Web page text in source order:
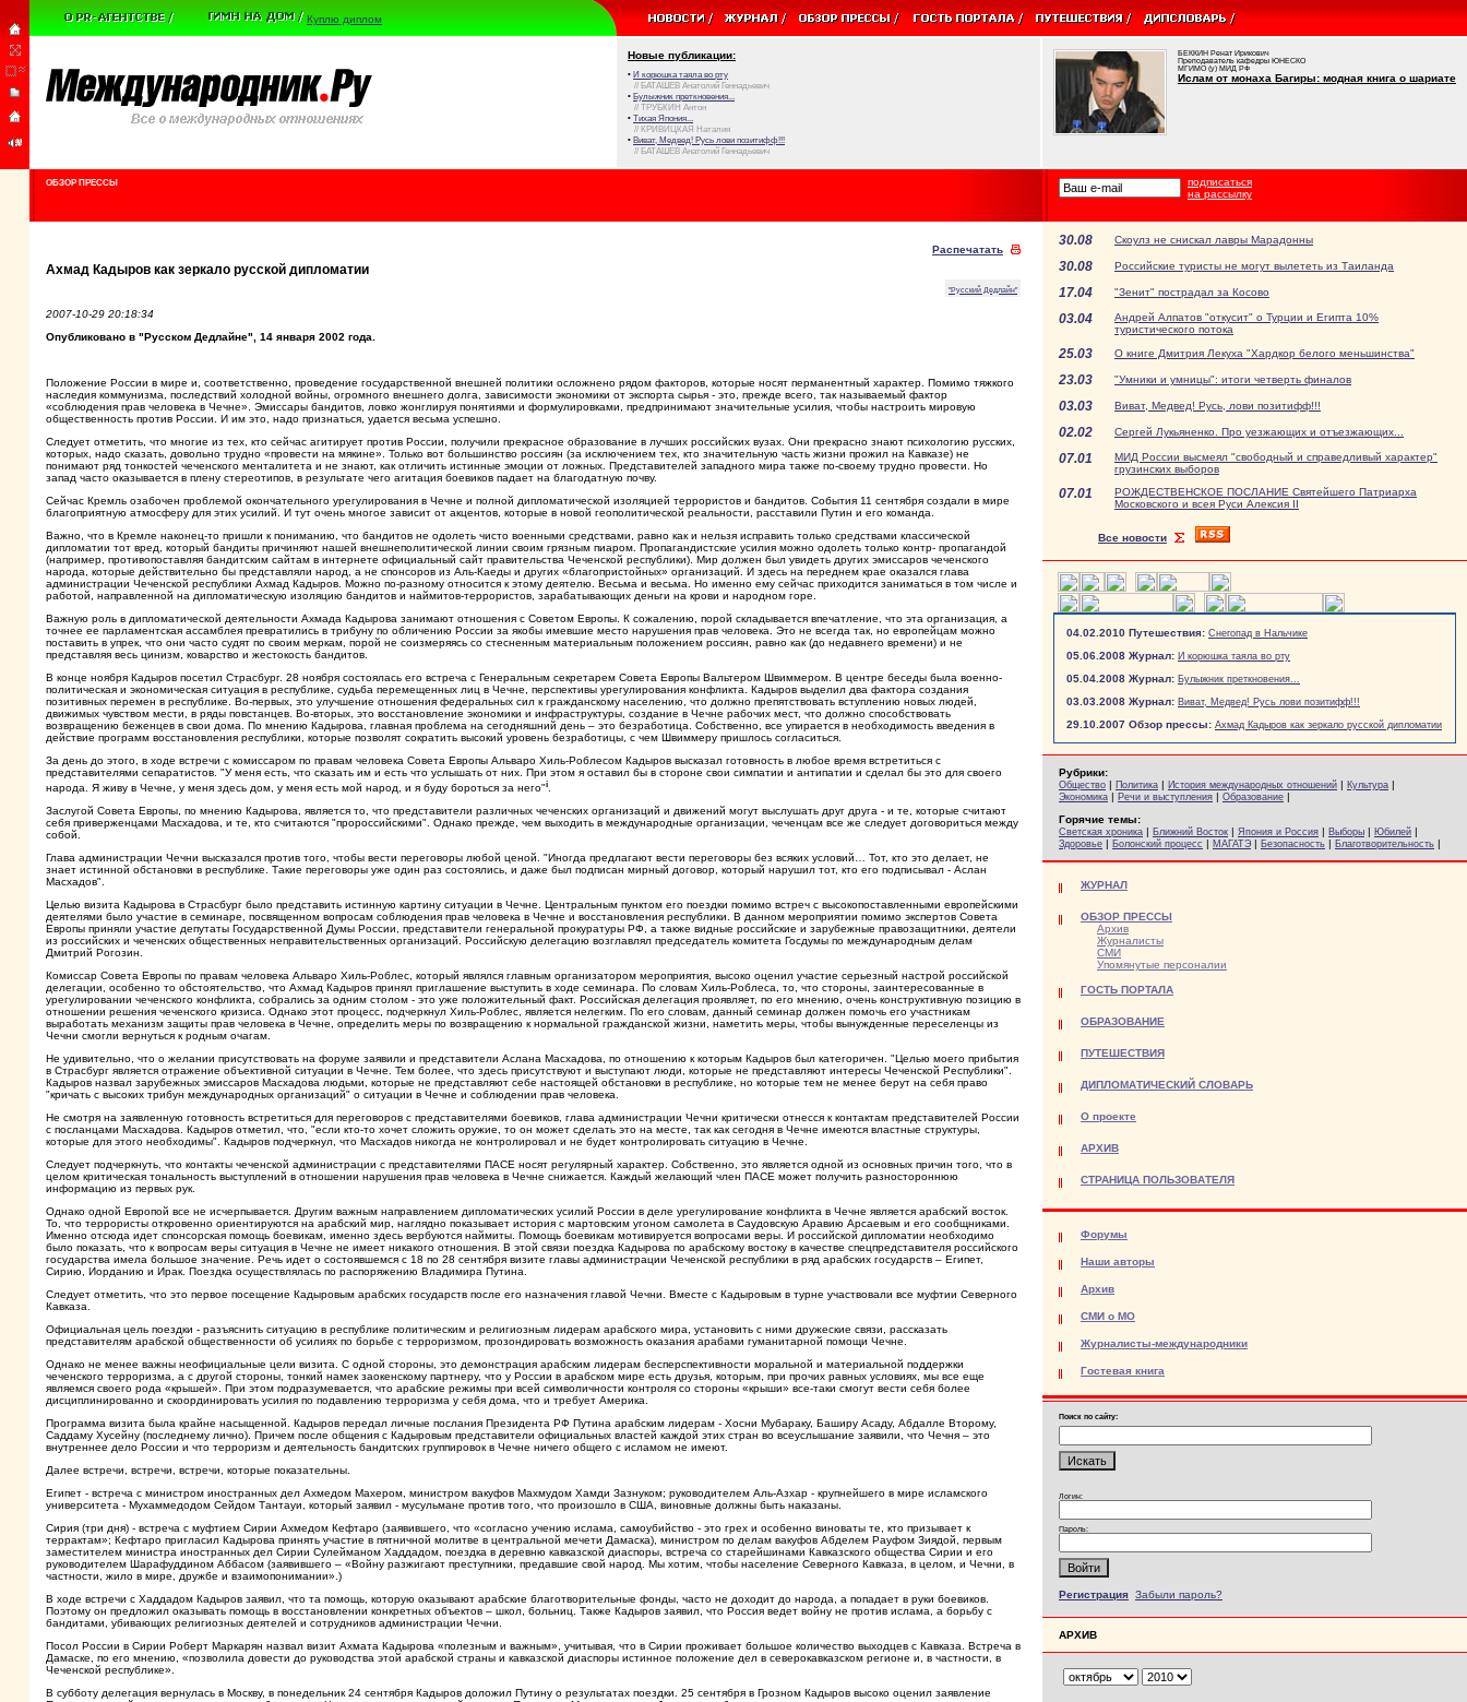
Куплю диплом
Новые публикации:
• И корюшка таяла во рту
// БАТАШЕВ Анатолий Геннадьевич
• Булыжник преткновения...
// ТРУБКИН Антон
• Тихая Япония...
// КРИВИЦКАЯ Наталия
• Виват, Медвед! Русь лови позитифф!!!
// БАТАШЕВ Анатолий Геннадьевич
БЕККИН Ренат Ирикович
Преподаватель кафедры ЮНЕСКО
МГИМО (у) МИД РФ
Ислам от монаха Багиры: модная книга о шариате
ОБЗОР ПРЕССЫ
подписаться
на рассылку
Распечатать
Ахмад Кадыров как зеркало русской дипломатии
"Русский Дедлайн"
2007-10-29 20:18:34
Опубликовано в "Русском Дедлайне", 14 января 2002 года.
Положение России в мире и, соответственно, проведение государственной внешней политики осложнено рядом факторов, которые носят перманентный характер. Помимо тяжкого
наследия коммунизма, последствий холодной войны, огромного внешнего долга, зависимости экономики от экспорта сырья - это, прежде всего, так называемый фактор
«соблюдения прав человека в Чечне». Эмиссары бандитов, ловко жонглируя понятиями и формулировками, предпринимают значительные усилия, чтобы настроить мировую
общественность против России. И им это, надо признаться, удается весьма успешно.
Следует отметить, что многие из тех, кто сейчас агитирует против России, получили прекрасное образование в лучших российских вузах. Они прекрасно знают психологию русских,
которых, надо сказать, довольно трудно «провести на мякине». Только вот большинство россиян (за исключением тех, кто значительную часть жизни прожил на Кавказе) не
понимают ряд тонкостей чеченского менталитета и не знают, как отличить истинные эмоции от ложных. Представителей западного мира также по-своему трудно провести. Но
запад часто оказывается в плену стереотипов, в результате чего агитация боевиков падает на благодатную почву.
Сейчас Кремль озабочен проблемой окончательного урегулирования в Чечне и полной дипломатической изоляцией террористов и бандитов. События 11 сентября создали в мире
благоприятную атмосферу для этих усилий. И тут очень многое зависит от акцентов, которые в новой геополитической реальности, расставили Путин и его команда.
Важно, что в Кремле наконец-то пришли к пониманию, что бандитов не одолеть чисто военными средствами, равно как и нельзя исправить только средствами классической
дипломатии тот вред, который бандиты причиняют нашей внешнеполитической линии своим грязным пиаром. Пропагандистские усилия можно одолеть только контр- пропагандой
(например, противопоставляя бандитским сайтам в интернете официальный сайт правительства Чеченской республики). Мир должен был увидеть других эмиссаров чеченского
народа, которые действительно бы представляли народ, а не спонсоров из Аль-Каеды и других «благопристойных» организаций. И здесь на переднем крае оказался глава
администрации Чеченской республики Ахмад Кадыров. Можно по-разному относится к этому деятелю. Весьма и весьма. Но именно ему сейчас приходится заниматься в том числе и
работой, направленной на дипломатическую изоляцию бандитов и наймитов-террористов, зарабатывающих деньги на крови и народном горе.
Важную роль в дипломатической деятельности Ахмада Кадырова занимают отношения с Советом Европы. К сожалению, порой складывается впечатление, что эта организация, а
точнее ее парламентская ассамблея превратились в трибуну по обличению России за якобы имевшие место нарушения прав человека. Это не всегда так, но европейцам можно
поставить в упрек, что они часто судят по своим меркам, порой не соизмеряясь со стесненным материальным положением россиян, равно как (до недавнего времени) и не
представляя весь цинизм, коварство и жестокость бандитов.
В конце ноября Кадыров посетил Страсбург. 28 ноября состоялась его встреча с Генеральным секретарем Совета Европы Вальтером Швиммером. В центре беседы была военно-
политическая и экономическая ситуация в республике, судьба перемещенных лиц в Чечне, перспективы урегулирования конфликта. Кадыров выделил два фактора создания
позитивных перемен в республике. Во-первых, это улучшение отношения федеральных сил к гражданскому населению, что должно препятствовать вступлению новых людей,
движимых чувством мести, в ряды повстанцев. Во-вторых, это восстановление экономики и инфраструктуры, создание в Чечне рабочих мест, что должно способствовать
возвращению беженцев в свои дома. По мнению Кадырова, главная проблема на сегодняшний день – это безработица. Собственно, все упирается в необходимость введения в
действие программ восстановления республики, которые позволят сократить высокий уровень безработицы, с чем Швиммеру пришлось согласиться.
За день до этого, в ходе встречи с комиссаром по правам человека Совета Европы Альваро Хиль-Роблесом Кадыров высказал готовность в любое время встретиться с
представителями сепаратистов. "У меня есть, что сказать им и есть что услышать от них. При этом я оставил бы в стороне свои симпатии и антипатии и сделал бы это для своего
народа. Я живу в Чечне, у меня здесь дом, у меня есть мой народ, и я буду бороться за него"i.
Заслугой Совета Европы, по мнению Кадырова, является то, что представители различных чеченских организаций и движений могут выслушать друг друга - и те, которые считают
себя приверженцами Масхадова, и те, кто считаются "пророссийскими". Однако прежде, чем выходить в международные организации, чеченцам все же следует договориться между
собой.
Глава администрации Чечни высказался против того, чтобы вести переговоры любой ценой. "Иногда предлагают вести переговоры без всяких условий… Тот, кто это делает, не
знает истинной обстановки в республике. Такие переговоры уже один раз состоялись, и даже был подписан мирный договор, который нарушил тот, кто его подписывал - Аслан
Масхадов".
Целью визита Кадырова в Страсбург было представить истинную картину ситуации в Чечне. Центральным пунктом его поездки помимо встреч с высокопоставленными европейскими
деятелями было участие в семинаре, посвященном вопросам соблюдения прав человека в Чечне и восстановления республики. В данном мероприятии помимо экспертов Совета
Европы приняли участие депутаты Государственной Думы России, представители генеральной прокуратуры РФ, а также видные российские и зарубежные правозащитники, деятели
из российских и чеченских общественных неправительственных организаций. Российскую делегацию возглавлял председатель комитета Госдумы по международным делам
Дмитрий Рогозин.
Комиссар Совета Европы по правам человека Альваро Хиль-Роблес, который являлся главным организатором мероприятия, высоко оценил участие серьезный настрой российской
делегации, особенно то обстоятельство, что Ахмад Кадыров принял приглашение выступить в ходе семинара. По словам Хиль-Роблеса, то, что стороны, заинтересованные в
урегулировании чеченского конфликта, собрались за одним столом - это уже положительный факт. Российская делегация проявляет, по его мнению, очень конструктивную позицию в
отношении решения чеченского кризиса. Однако этот процесс, подчеркнул Хиль-Роблес, является нелегким. По его словам, данный семинар должен помочь его участникам
выработать механизм защиты прав человека в Чечне, определить меры по возвращению к нормальной гражданской жизни, наметить меры, чтобы вынужденные переселенцы из
Чечни смогли вернуться к родным очагам.
Не удивительно, что о желании присутствовать на форуме заявили и представители Аслана Масхадова, по отношению к которым Кадыров был категоричен. "Целью моего прибытия
в Страсбург является отражение объективной ситуации в Чечне. Тем более, что здесь присутствуют и выступают люди, которые не представляют интересы Чеченской Республики".
Кадыров назвал зарубежных эмиссаров Масхадова людьми, которые не представляют себе настоящей обстановки в республике, но которые тем не менее берут на себя право
"кричать с высоких трибун международных организаций" о ситуации в Чечне и соблюдении прав человека.
Не смотря на заявленную готовность встретиться для переговоров с представителями боевиков, глава администрации Чечни критически отнесся к контактам представителей России
с посланцами Масхадова. Кадыров отметил, что, "если кто-то хочет сложить оружие, то он может сделать это на месте, так как сегодня в Чечне имеются властные структуры,
которые для этого необходимы". Кадыров подчеркнул, что Масхадов никогда не контролировал и не будет контролировать ситуацию в Чечне.
Следует подчеркнуть, что контакты чеченской администрации с представителями ПАСЕ носят регулярный характер. Собственно, это является одной из основных причин того, что в
целом критическая тональность выступлений в отношении нарушения прав человека в Чечне снижается. Каждый желающий член ПАСЕ может получить разностороннюю
информацию из первых рук.
Однако одной Европой все не исчерпывается. Другим важным направлением дипломатических усилий России в деле урегулирование конфликта в Чечне является арабский восток.
То, что террористы откровенно ориентируются на арабский мир, наглядно показывает история с мартовским угоном самолета в Саудовскую Аравию Арсаевым и его сообщниками.
Именно отсюда идет спонсорская помощь боевикам, именно здесь вербуются наймиты. Помощь боевикам мотивируется вопросами веры. И российской дипломатии необходимо
было показать, что к вопросам веры ситуация в Чечне не имеет никакого отношения. В этой связи поездка Кадырова по арабскому востоку в качестве спецпредставителя российского
государства имела большое значение. Речь идет о состоявшемся с 18 по 28 сентября визите главы администрации Чеченской республики в ряд арабских государств – Египет,
Сирию, Иорданию и Ирак. Поездка осуществлялась по распоряжению Владимира Путина.
Следует отметить, что это первое посещение Кадыровым арабских государств после его назначения главой Чечни. Вместе с Кадыровым в турне участвовали все муфтии Северного
Кавказа.
Официальная цель поездки - разъяснить ситуацию в республике политическим и религиозным лидерам арабского мира, установить с ними дружеские связи, рассказать
представителям арабской общественности об усилиях по борьбе с терроризмом, прозондировать возможность оказания арабами гуманитарной помощи Чечне.
Однако не менее важны неофициальные цели визита. С одной стороны, это демонстрация арабским лидерам бесперспективности моральной и материальной поддержки
чеченского терроризма, а с другой стороны, тонкий намек заокенскому партнеру, что у России в арабском мире есть друзья, которым, при прочих равных условиях, мы все еще
являемся своего рода «крышей». При этом подразумевается, что арабские режимы при всей символичности контроля со стороны «крыши» все-таки смогут вести себя более
дисциплинированно и скоординировать усилия по подавлению терроризма у себя дома, что и требует Америка.
Программа визита была крайне насыщенной. Кадыров передал личные послания Президента РФ Путина арабским лидерам - Хосни Мубараку, Баширу Асаду, Абдалле Второму,
Саддаму Хусейну (последнему лично). Причем после общения с Кадыровым представители официальных властей каждой этих стран во всеуслышание заявили, что Чечня – это
внутреннее дело России и что терроризм и деятельность бандитских группировок в Чечне ничего общего с исламом не имеют.
Далее встречи, встречи, встречи, которые показательны.
Египет - встреча с министром иностранных дел Ахмедом Махером, министром вакуфов Махмудом Хамди Зазнуком; руководителем Аль-Азхар - крупнейшего в мире исламского
университета - Мухаммедодом Сейдом Тантауи, который заявил - мусульмане против того, что произошло в США, виновные должны быть наказаны.
Сирия (три дня) - встреча с муфтием Сирии Ахмедом Кефтаро (заявившего, что «согласно учению ислама, самоубийство - это грех и особенно виноваты те, кто призывает к
террактам»; Кефтаро пригласил Кадырова принять участие в пятничной молитве в центральной мечети Дамаска), министром по делам вакуфов Абделем Рауфом Зиядой, первым
заместителем министра иностранных дел Сирии Сулейманом Хаддадом, поездка в деревню кавказской диаспоры, встреча со старейшинами Кавказского общества Сирии и его
руководителем Шарафуддином Аббасом (заявившего – «Войну разжигают преступники, предавшие свой народ. Мы хотим, чтобы население Северного Кавказа, в целом, и Чечни, в
частности, жило в мире, дружбе и взаимопонимании».)
В ходе встречи с Хаддадом Кадыров заявил, что та помощь, которую оказывают арабские благотворительные фонды, часто не доходит до народа, а попадает в руки боевиков.
Поэтому он предложил оказывать помощь в восстановлении конкретных объектов – школ, больниц. Также Кадыров заявил, что Россия ведет войну не против ислама, а борьбу с
бандитами, убивающих религиозных деятелей и сотрудников администрации Чечни.
Посол России в Сирии Роберт Маркарян назвал визит Ахмата Кадырова «полезным и важным», учитывая, что в Сирии проживает большое количество выходцев с Кавказа. Встреча в
Дамаске, по его мнению, «позволила довести до руководства этой арабской страны и кавказской диаспоры истинное положение дел в северокавказском регионе и, в частности, в
Чеченской республике».
В субботу делегация вернулась в Москву, в понедельник 24 сентября Кадыров доложил Путину о результатах поездки. 25 сентября в Грозном Кадыров высоко оценил заявление
30.08 Скоулз не снискал лавры Марадонны
30.08 Российские туристы не могут вылететь из Таиланда
17.04 "Зенит" пострадал за Косово
03.04
Андрей Алпатов "откусит" о Турции и Египта 10%
туристического потока
25.03 О книге Дмитрия Лекуха "Хардкор белого меньшинства"
23.03 "Умники и умницы": итоги четверть финалов
03.03 Виват, Медвед! Русь, лови позитифф!!!
02.02 Сергей Лукьяненко. Про уезжающих и отъезжающих...
07.01
МИД России высмеял "свободный и справедливый характер"
грузинских выборов
07.01
РОЖДЕСТВЕНСКОЕ ПОСЛАНИЕ Святейшего Патриарха
Московского и всея Руси Алексия II
Все новости
04.02.2010 Путешествия: Снегопад в Нальчике
05.06.2008 Журнал: И корюшка таяла во рту
05.04.2008 Журнал: Булыжник преткновения...
03.03.2008 Журнал: Виват, Медвед! Русь лови позитифф!!!
29.10.2007 Обзор прессы: Ахмад Кадыров как зеркало русской дипломатии
Рубрики:
Общество | Политика | История международных отношений | Культура |
Экономика | Речи и выступления | Образование |
Горячие темы:
Светская хроника | Ближний Восток | Япония и Россия | Выборы | Юбилей |
Здоровье | Болонский процесс | МАГАТЭ | Безопасность | Благотворительность |
ЖУРНАЛ
ОБЗОР ПРЕССЫ
Архив
Журналисты
СМИ
Упомянутые персоналии
ГОСТЬ ПОРТАЛА
ОБРАЗОВАНИЕ
ПУТЕШЕСТВИЯ
ДИПЛОМАТИЧЕСКИЙ СЛОВАРЬ
О проекте
АРХИВ
СТРАНИЦА ПОЛЬЗОВАТЕЛЯ
Форумы
Наши авторы
Архив
СМИ о МО
Журналисты-международники
Гостевая книга
Поиск по сайту:
Логин:
Пароль:
Регистрация Забыли пароль?
АРХИВ